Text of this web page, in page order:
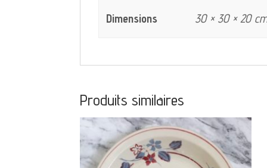
Dimensions 30 × 30 × 20
Produits similaires